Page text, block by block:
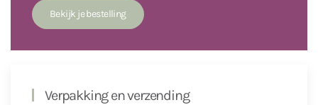
Verpakking en verzending